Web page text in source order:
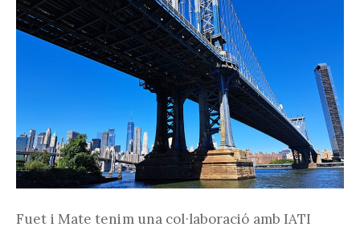
Fuet i Mate tenim una col·laboració amb IATI